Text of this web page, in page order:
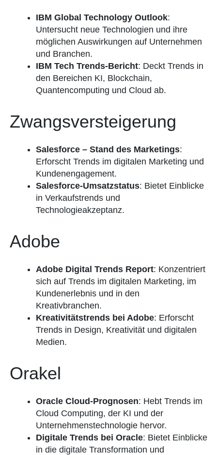
IBM Global Technology Outlook:
Untersucht neue Technologien und ihre
möglichen Auswirkungen auf Unternehmen
und Branchen.
IBM Tech Trends-Bericht: Deckt Trends in
den Bereichen KI, Blockchain,
Quantencomputing und Cloud ab.
Zwangsversteigerung
Salesforce – Stand des Marketings:
Erforscht Trends im digitalen Marketing und
Kundenengagement.
Salesforce-Umsatzstatus: Bietet Einblicke
in Verkaufstrends und
Technologieakzeptanz.
Adobe
Adobe Digital Trends Report: Konzentriert
sich auf Trends im digitalen Marketing, im
Kundenerlebnis und in den
Kreativbranchen.
Kreativitätstrends bei Adobe: Erforscht
Trends in Design, Kreativität und digitalen
Medien.
Orakel
Oracle Cloud-Prognosen: Hebt Trends im
Cloud Computing, der KI und der
Unternehmenstechnologie hervor.
Digitale Trends bei Oracle: Bietet Einblicke
in die digitale Transformation und